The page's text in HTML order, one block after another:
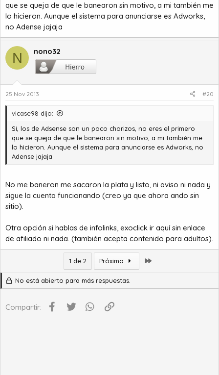
que se queja de que le banearon sin motivo, a mi también me
lo hicieron. Aunque el sistema para anunciarse es Adworks,
no Adense jajaja
N nono32
25 Nov 2013 #20
vicase98 dijo:
Sí, los de Adsense son un poco chorizos, no eres el primero
que se queja de que le banearon sin motivo, a mi también me
lo hicieron. Aunque el sistema para anunciarse es Adworks, no
Adense jajaja
No me baneron me sacaron la plata y listo, ni aviso ni nada y
sigue la cuenta funcionando (creo ya que ahora ando sin
sitio).
Otra opción si hablas de infolinks, exoclick ir aquí sin enlace
de afiliado ni nada. (también acepta contenido para adultos).
1 de 2 Próximo
No está abierto para más respuestas.
Compartir: Facebook
Twitter WhatsApp